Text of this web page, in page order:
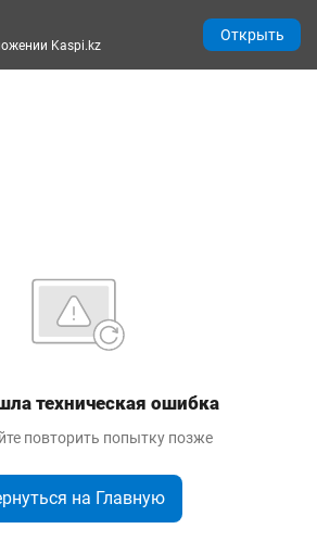
техническая ошибка
повторить попытку позже
на Главную
Kaspi.kz
Открыть